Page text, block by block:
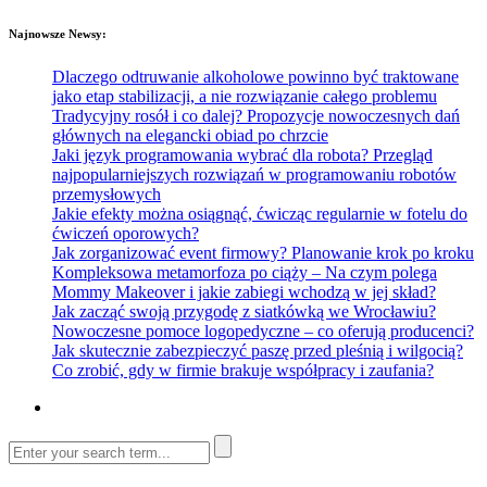
Najnowsze Newsy:
Dlaczego odtruwanie alkoholowe powinno być traktowane
jako etap stabilizacji, a nie rozwiązanie całego problemu
Tradycyjny rosół i co dalej? Propozycje nowoczesnych dań
głównych na elegancki obiad po chrzcie
Jaki język programowania wybrać dla robota? Przegląd
najpopularniejszych rozwiązań w programowaniu robotów
przemysłowych
Jakie efekty można osiągnąć, ćwicząc regularnie w fotelu do
ćwiczeń oporowych?
Jak zorganizować event firmowy? Planowanie krok po kroku
Kompleksowa metamorfoza po ciąży – Na czym polega
Mommy Makeover i jakie zabiegi wchodzą w jej skład?
Jak zacząć swoją przygodę z siatkówką we Wrocławiu?
Nowoczesne pomoce logopedyczne – co oferują producenci?
Jak skutecznie zabezpieczyć paszę przed pleśnią i wilgocią?
Co zrobić, gdy w firmie brakuje współpracy i zaufania?